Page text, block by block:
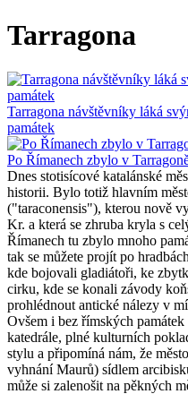
Tarragona
Tarragona návštěvníky láká
památek
Po Římanech zbylo v
Dnes stotisícové katalánské
historii. Bylo totiž hlavním
("taraconensis"), kterou nově
Kr. a která se zhruba kryla s
Římanech tu zbylo mnoho
tak se můžete projít po
kde bojovali gladiátoři, ke
cirku, kde se konali závody
prohlédnout antické nálezy v
Ovšem i bez římských
katedrále, plné kulturních
stylu a připomíná nám, že
vyhnání Maurů) sídlem
může si zalenošit na pěkných